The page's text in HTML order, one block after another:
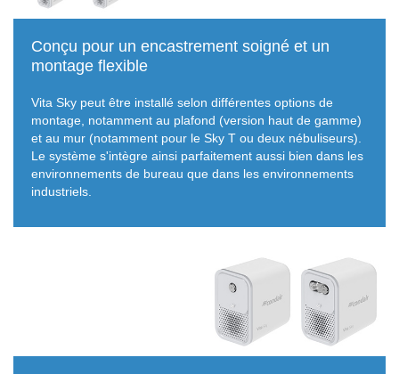
Conçu pour un encastrement soigné et un
montage flexible
Vita Sky peut être installé selon différentes options de
montage, notamment au plafond (version haut de gamme)
et au mur (notamment pour le Sky T ou deux nébuliseurs).
Le système s'intègre ainsi parfaitement aussi bien dans les
environnements de bureau que dans les environnements
industriels.